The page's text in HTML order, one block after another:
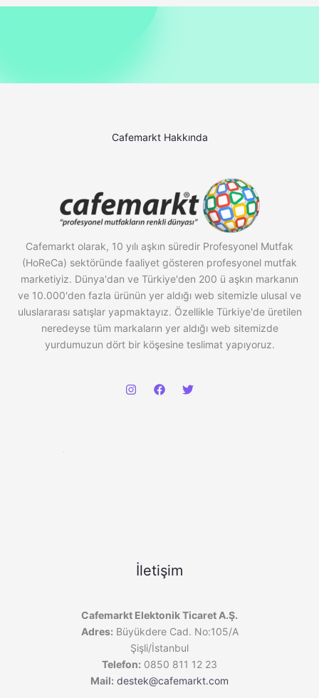
Cafemarkt Hakkında
Cafemarkt olarak, 10 yılı aşkın süredir Profesyonel Mutfak
(HoReCa) sektöründe faaliyet gösteren profesyonel mutfak
marketiyiz. Dünya'dan ve Türkiye'den 200 ü aşkın markanın
ve 10.000'den fazla ürünün yer aldığı web sitemizle ulusal ve
uluslararası satışlar yapmaktayız. Özellikle Türkiye'de üretilen
neredeyse tüm markaların yer aldığı web sitemizde
yurdumuzun dört bir köşesine teslimat yapıyoruz.
İletişim
Cafemarkt Elektonik Ticaret A.Ş.
Adres: Büyükdere Cad. No:105/A
Şişli/İstanbul
Telefon: 0850 811 12 23
Mail: destek@cafemarkt.com